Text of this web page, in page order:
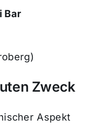
Bar
Zweck
Aspekt